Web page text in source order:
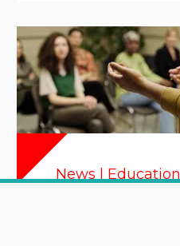
News | Education